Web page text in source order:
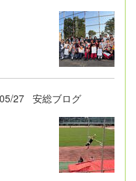
05/27 安総ブログ